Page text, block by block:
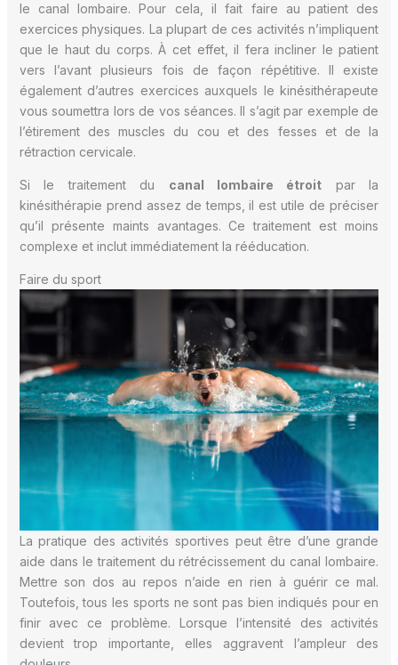
le canal lombaire. Pour cela, il fait faire au patient des
exercices physiques. La plupart de ces activités n’impliquent
que le haut du corps. À cet effet, il fera incliner le patient
vers l’avant plusieurs fois de façon répétitive. Il existe
également d’autres exercices auxquels le kinésithérapeute
vous soumettra lors de vos séances. Il s’agit par exemple de
l’étirement des muscles du cou et des fesses et de la
rétraction cervicale.
Si le traitement du canal lombaire étroit par la
kinésithérapie prend assez de temps, il est utile de préciser
qu’il présente maints avantages. Ce traitement est moins
complexe et inclut immédiatement la rééducation.
Faire du sport
La pratique des activités sportives peut être d’une grande
aide dans le traitement du rétrécissement du canal lombaire.
Mettre son dos au repos n’aide en rien à guérir ce mal.
Toutefois, tous les sports ne sont pas bien indiqués pour en
finir avec ce problème. Lorsque l’intensité des activités
devient trop importante, elles aggravent l’ampleur des